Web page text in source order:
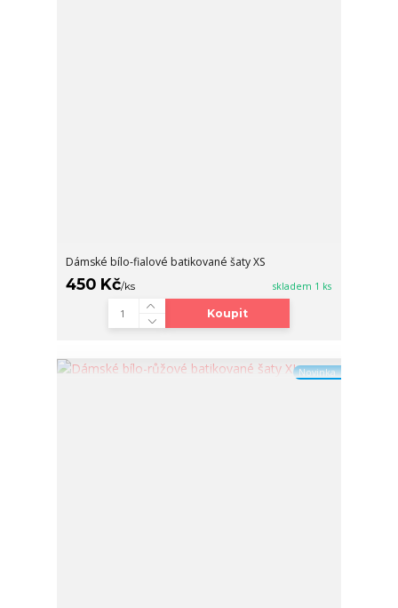
Dámské bílo-fialové batikované šaty XS
450 Kč/ks skladem 1 ks
Koupit
Novinka